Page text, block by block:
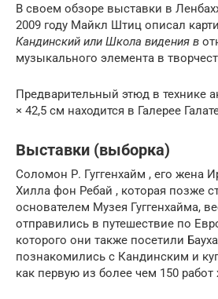
В своем обзоре выставки в
2009 году Майкл Штиц описал
Кандинский или Школа видения в
музыкального элемента в
Предварительный этюд в технике
× 42,5 см находится в Галерее
Выставки (выборка)
Соломон Р. Гуггенхайм , его жена
Хилла фон Ребай , которая позже
основателем Музея Гуггенхайма,
отправились в путешествие по
которого они также посетили
познакомились с Кандинским и
как первую из более чем 150 работ